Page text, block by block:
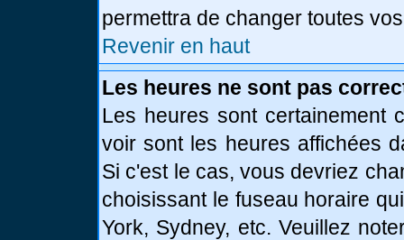
permettra de changer toutes
Revenir en haut
Les heures ne sont pas
Les heures sont certainement
voir sont les heures affichées
Si c'est le cas, vous devriez
choisissant le fuseau horaire
York, Sydney, etc. Veuillez